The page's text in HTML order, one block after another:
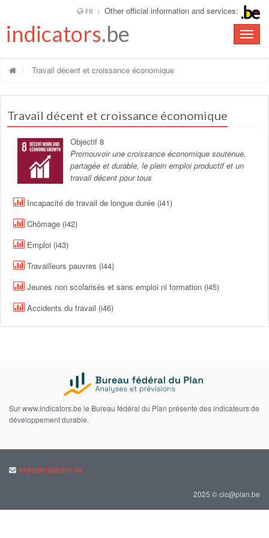
FR Other official information and services:
Toggle
indicators.be
Travail décent et croissance économique
Travail décent et croissance économique
Objectif 8
Promouvoir une croissance économique soutenue,
partagée et durable, le plein emploi productif et un
travail décent pour tous
Incapacité de travail de longue durée (i41)
Chômage (i42)
Emploi (i43)
Travailleurs pauvres (i44)
Jeunes non scolarisés et sans emploi ni formation (i45)
Accidents du travail (i46)
Sur www.indicators.be le Bureau fédéral du Plan présente des indicateurs de
développement durable.
indicators@plan.be
2025 © cic@plan.be